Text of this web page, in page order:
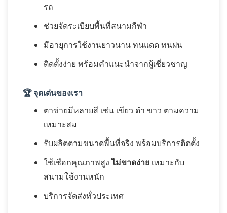
รถ
ช่วยจัดระเบียบพื้นที่สนามกีฬา
มีอายุการใช้งานยาวนาน ทนแดด ทนฝน
ติดตั้งง่าย พร้อมคำแนะนำจากผู้เชี่ยวชาญ
🏆จุดเด่นของเรา
ตาข่ายมีหลายสี เช่น เขียว ดำ ขาว ตามความ
เหมาะสม
รับผลิตตามขนาดพื้นที่จริง พร้อมบริการติดตั้ง
ใช้เชือกคุณภาพสูงไม่ขาดง่ายเหมาะกับ
สนามใช้งานหนัก
บริการจัดส่งทั่วประเทศ